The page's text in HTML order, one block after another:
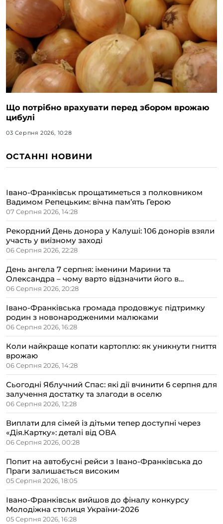
Що потрібно врахувати перед збором врожаю
цибулі
03 Серпня 2026, 10:28
ОСТАННІ НОВИНИ
Івано-Франківськ прощатиметься з полковником
Вадимом Репецьким: вічна пам’ять Герою
07 Серпня 2026, 14:28
Рекордний День донора у Калуші: 106 донорів взяли
участь у виїзному заході
06 Серпня 2026, 22:28
День ангела 7 серпня: іменини Марини та
Олександра – чому варто відзначити його в
сімейному колі
06 Серпня 2026, 20:28
Івано-Франківська громада продовжує підтримку
родин з новонародженими малюками
06 Серпня 2026, 16:28
Коли найкраще копати картоплю: як уникнути гниття
врожаю
06 Серпня 2026, 14:28
Сьогодні Яблучний Спас: які дії вчинити 6 серпня для
залучення достатку та злагоди в оселю
06 Серпня 2026, 12:28
Виплати для сімей із дітьми тепер доступні через
«Дія.Картку»: деталі від ОВА
06 Серпня 2026, 00:28
Попит на автобусні рейси з Івано-Франківська до
Праги залишається високим
05 Серпня 2026, 18:05
Івано-Франківськ вийшов до фіналу конкурсу
Молодіжна столиця України-2026
05 Серпня 2026, 16:28